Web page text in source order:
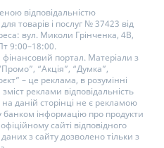
відповідальністю
товарів і послуг № 37423 від
вул. Миколи Грінченка, 4В,
9:00–18:00.
портал. Матеріали з
“Акція”, “Думка”,
– це реклама, в розумінні
реклами відповідальність
даній сторінці не є рекламою
банком інформацію про продукти
сайті відповідного
з сайту дозволено тільки з